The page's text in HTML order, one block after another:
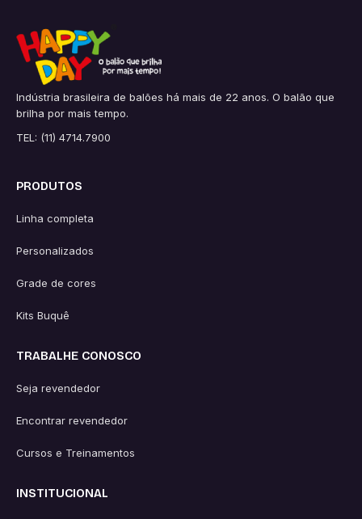
Indústria brasileira de balões há mais de 22 anos. O balão que
brilha por mais tempo.
TEL: (11) 4714.7900
PRODUTOS
Linha completa
Personalizados
Grade de cores
Kits Buquê
TRABALHE CONOSCO
Seja revendedor
Encontrar revendedor
Cursos e Treinamentos
INSTITUCIONAL